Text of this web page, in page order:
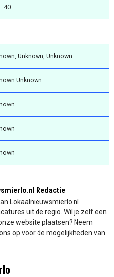
40
Unknown, Unknown
Unknown
Redactie
Lokaalnieuwsmierlo.nl
uit de regio. Wil je zelf een
website plaatsen? Neem
op voor de mogelijkheden van